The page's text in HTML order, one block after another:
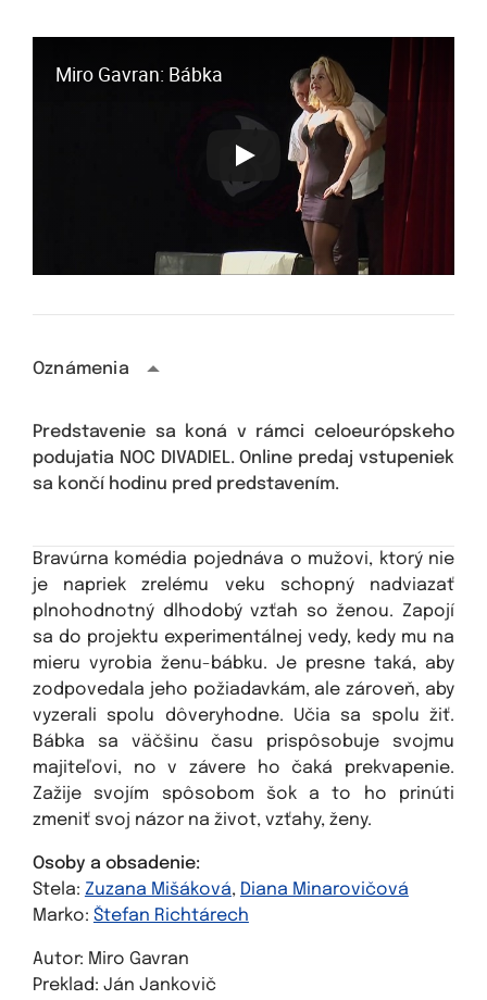
Miro Gavran: Bábka
Oznámenia
Predstavenie sa koná v rámci celoeurópskeho
podujatia NOC DIVADIEL. Online predaj vstupeniek
sa končí hodinu pred predstavením.
Bravúrna komédia pojednáva o mužovi, ktorý nie
je napriek zrelému veku schopný nadviazať
plnohodnotný dlhodobý vzťah so ženou. Zapojí
sa do projektu experimentálnej vedy, kedy mu na
mieru vyrobia ženu-bábku. Je presne taká, aby
zodpovedala jeho požiadavkám, ale zároveň, aby
vyzerali spolu dôveryhodne. Učia sa spolu žiť.
Bábka sa väčšinu času prispôsobuje svojmu
majiteľovi, no v závere ho čaká prekvapenie.
Zažije svojím spôsobom šok a to ho prinúti
zmeniť svoj názor na život, vzťahy, ženy.
Osoby a obsadenie:
Stela: Zuzana Mišáková, Diana Minarovičová
Marko: Štefan Richtárech
Autor: Miro Gavran
Preklad: Ján Jankovič